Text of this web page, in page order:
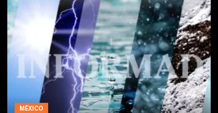
MÉXICO